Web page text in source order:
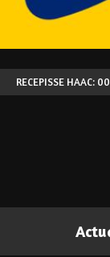
RECEPISSE HAAC: